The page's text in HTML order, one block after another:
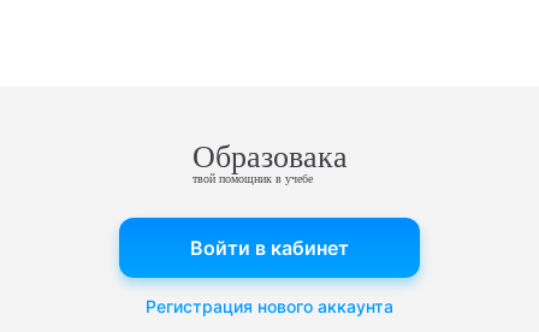
Образовака
твой помощник в учебе
Войти в кабинет
Регистрация нового аккаунта